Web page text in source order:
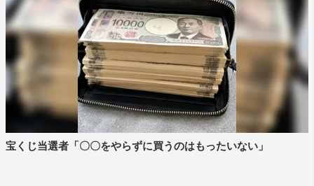
宝くじ当選者「〇〇をやらずに買うのはもったいない」